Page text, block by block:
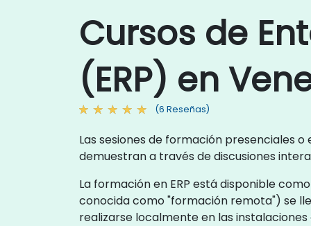
Cursos de
(ERP) en
(6 Reseñas)
Las sesiones de formación presenciales
demuestran a través de discusiones
La formación en ERP está disponible
conocida como "formación remota") se
realizarse localmente en las